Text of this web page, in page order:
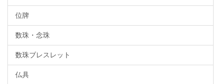
位牌
数珠・念珠
数珠ブレスレット
仏具